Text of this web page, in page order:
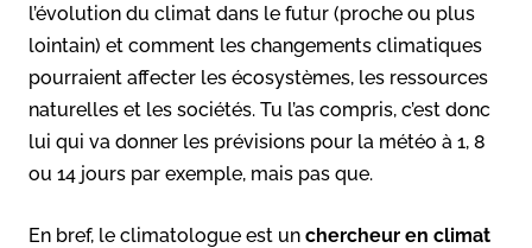
l’évolution du climat dans le futur (proche ou plus
lointain) et comment les changements climatiques
pourraient affecter les écosystèmes, les ressources
naturelles et les sociétés. Tu l’as compris, c’est donc
lui qui va donner les prévisions pour la météo à 1, 8
ou 14 jours par exemple, mais pas que.
En bref, le climatologue est un chercheur en climat